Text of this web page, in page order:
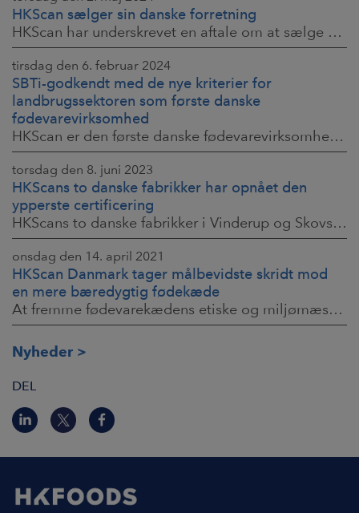
HKScan sælger sin danske forretning
HKScan har underskrevet en aftale om at sælge aktierne i sit danske datterselskab HKScan Denmark A/S til hollandske Plukon Food Group B.V. Købsprisen uden
tirsdag den 6. februar 2024
SBTi-godkendt med de nye kriterier for
landbrugssektoren som første danske
fødevarevirksomhed
HKScan er den første danske fødevarevirksomhed, der har specificeret kortsigtede mål både for industrielt energiforbrug og for FLAG sektoren (skov-, jord-,
torsdag den 8. juni 2023
HKScans to danske fabrikker har opnået den
ypperste certificering
HKScans to danske fabrikker i Vinderup og Skovsgaard er begge netop blevet BRC AA+-certificeret.
onsdag den 14. april 2021
HKScan Danmark tager målbevidste skridt mod
en mere bæredygtig fødekæde
At fremme fødevarekædens etiske og miljømæssige ansvar kræver klare målsætninger og konkrete foranstaltninger. Vores danske tager nu det næste vigtige
Nyheder
DEL